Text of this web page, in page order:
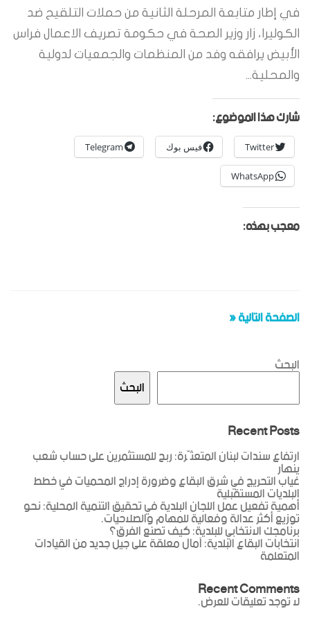
في إطار متابعة المرحلة الثانية من حملات التلقيح ضد
الكوليرا، زار وزير الصحة في حكومة تصريف الاعمال فراس
الأبيض يرافقه وفد من المنظمات والجمعيات لدولية
والمحلية...
شارك هذا الموضوع:
Twitter فيس بوك Telegram
WhatsApp
معجب بهذه:
الصفحة التالية «
البحث
البحث
Recent Posts
ارتفاع سندات لبنان المتعثّرة: ربح للمستثمرين على حساب شعب
ينهار
غياب التحريج في شرق البقاع وضرورة إدراج المحميات في خطط
البلديات المستقبلية
أهمية تفعيل عمل اللجان البلدية في تحقيق التنمية المحلية: نحو
توزيع أكثر عدالة وفعالية للمهام والصلاحيات.
برنامجك الانتخابي للبلدية: كيف تصنع الفرق؟
انتخابات البقاع البلدية: آمال معلقة على جيل جديد من القيادات
المتعلمة
Recent Comments
لا توجد تعليقات للعرض.